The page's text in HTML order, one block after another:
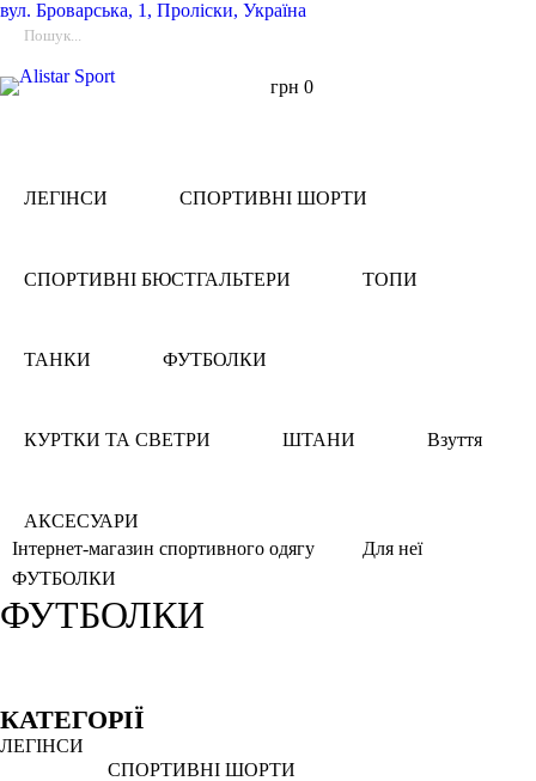
вул. Броварська, 1, Проліски, Україна
грн 0
ЛЕГІНСИ СПОРТИВНІ ШОРТИ
СПОРТИВНІ БЮСТГАЛЬТЕРИ ТОПИ
ТАНКИ ФУТБОЛКИ
КУРТКИ ТА СВЕТРИ ШТАНИ Взуття
АКСЕСУАРИ
Інтернет-магазин спортивного одягу
Для неї
ФУТБОЛКИ
ФУТБОЛКИ
Обрано
Загартований камінь Кавун
КАТЕГОРІЇ
ЛЕГІНСИ
СПОРТИВНІ ШОРТИ